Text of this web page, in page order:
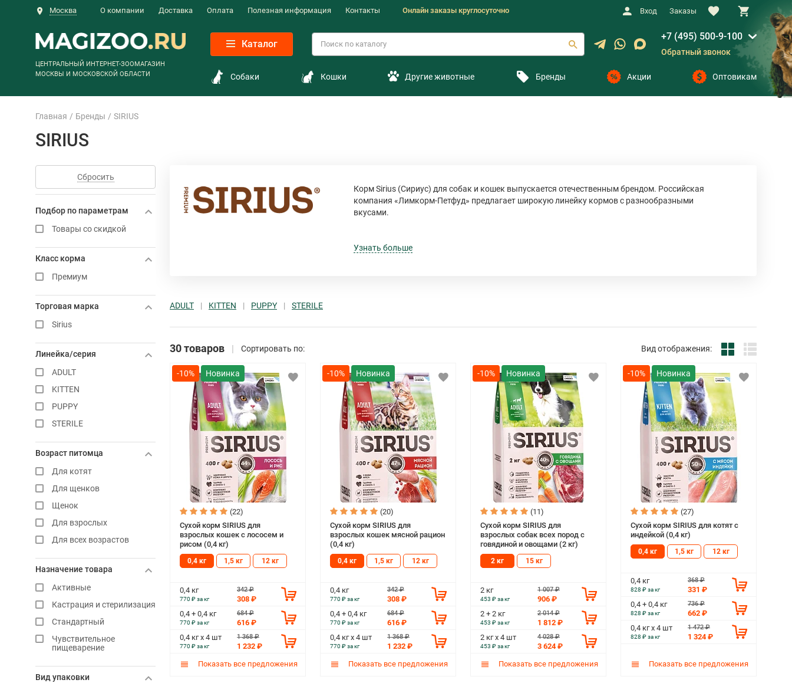
Москва О компании Доставка Оплата Полезная информация Контакты Онлайн заказы круглосуточно Вход Заказы
ЦЕНТРАЛЬНЫЙ ИНТЕРНЕТ-ЗООМАГАЗИН
МОСКВЫ И МОСКОВСКОЙ ОБЛАСТИ
Каталог
+7 (495) 500-9-100
Обратный звонок
Собаки Кошки Другие животные Бренды Акции Оптовикам
Главная Бренды SIRIUS
SIRIUS
Сбросить
Подбор по параметрам
Товары со скидкой
Класс корма
Премиум
Торговая марка
Sirius
Линейка/серия
ADULT
KITTEN
PUPPY
STERILE
Возраст питомца
Для котят
Для щенков
Щенок
Для взрослых
Для всех возрастов
Назначение товара
Активные
Кастрация и стерилизация
Стандартный
Чувствительное
пищеварение
Вид упаковки
Корм Sirius (Сириус) для собак и кошек выпускается отечественным брендом. Российская
компания «Лимкорм-Петфуд» предлагает широкую линейку кормов с разнообразными
вкусами.
оборудование и качественные продукты. Подходит для основного рациона питомца.
Узнать больше
ADULT KITTEN PUPPY STERILE
30 товаров Сортировать по: Вид отображения:
-10%
(22)
Сухой корм SIRIUS для
взрослых кошек с лососем и
рисом (0,4 кг)
0,4 кг 1,5 кг 12 кг
0,4 кг
770 ₽ за кг
342 ₽
308 ₽
0,4 + 0,4 кг
770 ₽ за кг
684 ₽
616 ₽
0,4 кг х 4 шт
770 ₽ за кг
1 368 ₽
1 232 ₽
Показать все предложения
-10%
(20)
Сухой корм SIRIUS для
взрослых кошек мясной рацион
(0,4 кг)
0,4 кг 1,5 кг 12 кг
0,4 кг
770 ₽ за кг
342 ₽
308 ₽
0,4 + 0,4 кг
770 ₽ за кг
684 ₽
616 ₽
0,4 кг х 4 шт
770 ₽ за кг
1 368 ₽
1 232 ₽
Показать все предложения
-10%
(11)
Сухой корм SIRIUS для
взрослых собак всех пород c
говядиной и овощами (2 кг)
2 кг 15 кг
2 кг
453 ₽ за кг
1 007 ₽
906 ₽
2 + 2 кг
453 ₽ за кг
2 014 ₽
1 812 ₽
2 кг х 4 шт
453 ₽ за кг
4 028 ₽
3 624 ₽
Показать все предложения
-10%
(27)
Сухой корм SIRIUS для котят с
индейкой (0,4 кг)
0,4 кг 1,5 кг 12 кг
0,4 кг
828 ₽ за кг
368 ₽
331 ₽
0,4 + 0,4 кг
828 ₽ за кг
736 ₽
662 ₽
0,4 кг х 4 шт
828 ₽ за кг
1 472 ₽
1 324 ₽
Показать все предложения